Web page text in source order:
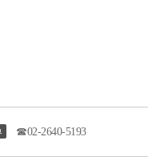
☎02-2640-5193